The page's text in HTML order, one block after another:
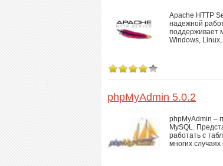
Apache HTTP
надежной
поддерживает
Windows,
phpMyAdmin 5.0.2
phpMyAdmin –
MySQL.
работать с
многих